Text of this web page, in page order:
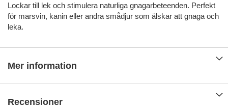
Lockar till lek och stimulera naturliga gnagarbeteenden. Perfekt
för marsvin, kanin eller andra smådjur som älskar att gnaga och
leka.
Mer information
Recensioner